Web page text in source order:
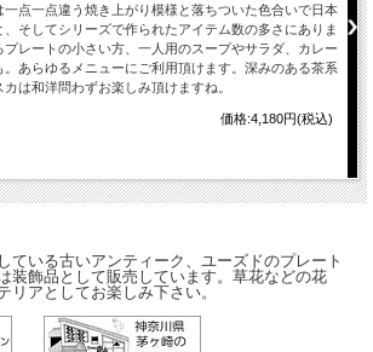
点一点違う焼き上がり模様と落ちついた色合いで日本
そしてシリーズで作られたアイテム数の多さにありま
レートの小さい方、一人用のスープやサラダ、カレー
あらゆるメニューにご利用頂けます。深みのある茶系
は和洋問わずお楽しみ頂けますね。
価格:4,180円(税込)
ている古いアンティーク、ユーズドのプレート
装飾品として販売しています。草花などの花
リアとしてお楽しみ下さい。